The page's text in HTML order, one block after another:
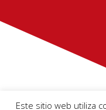
Este sitio web utiliza